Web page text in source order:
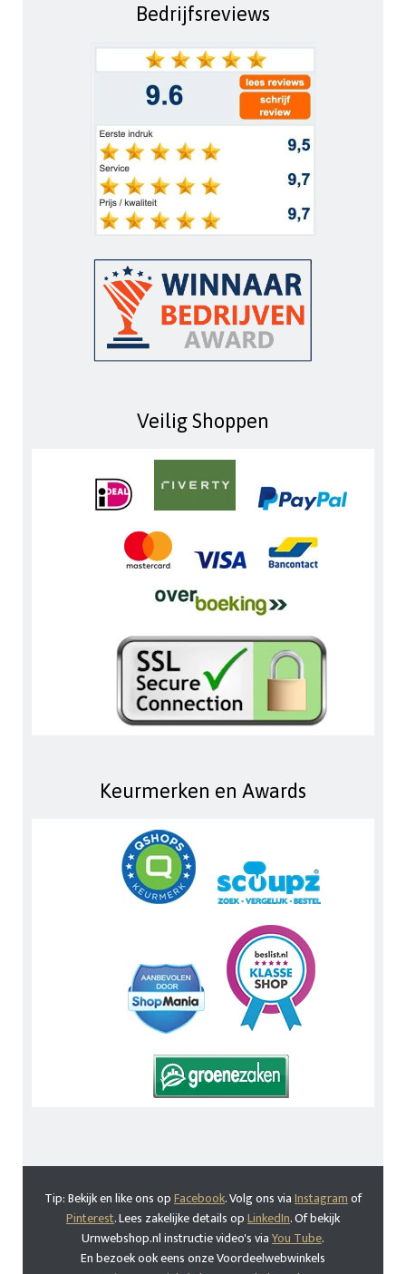
Bedrijfsreviews
Veilig Shoppen
Keurmerken en Awards
Tip: Bekijk en like ons opFacebook. Volg ons viaInstagramof
Pinterest. Lees zakelijke details opLinkedIn. Of bekijk
Urnwebshop.nl instructie video's viaYou Tube.
En bezoek ook eens onze Voordeelwebwinkels